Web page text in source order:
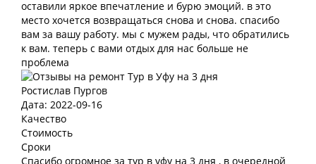
оставили яркое впечатление и бурю эмоций. в это
место хочется возвращаться снова и снова. спасибо
вам за вашу работу. мы с мужем рады, что обратились
к вам. теперь с вами отдых для нас больше не
проблема
Ростислав Пургов
Дата: 2022-09-16
Качество
Стоимость
Сроки
Спасибо огромное за тур в уфу на 3 дня , в очередной